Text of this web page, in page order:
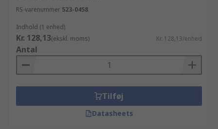
RS-varenummer 523-0458
Indhold (1 enhed)
Kr. 128,13(ekskl. moms) Kr. 128,13/enhed
Antal
Tilføj
Datasheets